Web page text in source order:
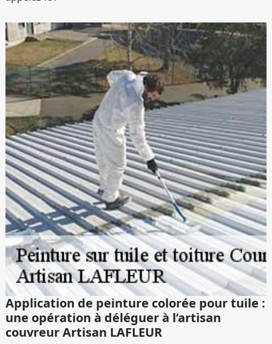
Application de peinture colorée pour tuile :
une opération à déléguer à l’artisan
couvreur Artisan LAFLEUR